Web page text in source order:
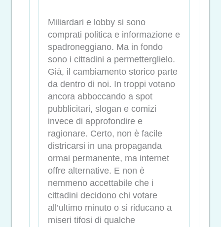
Miliardari e lobby si sono
comprati politica e informazione e
spadroneggiano. Ma in fondo
sono i cittadini a permetterglielo.
Già, il cambiamento storico parte
da dentro di noi. In troppi votano
ancora abboccando a spot
pubblicitari, slogan e comizi
invece di approfondire e
ragionare. Certo, non è facile
districarsi in una propaganda
ormai permanente, ma internet
offre alternative. E non è
nemmeno accettabile che i
cittadini decidono chi votare
all’ultimo minuto o si riducano a
miseri tifosi di qualche